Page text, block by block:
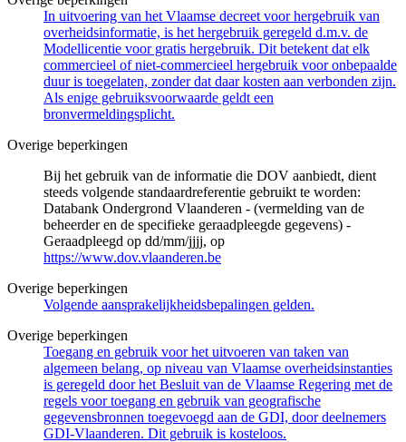
In uitvoering van het Vlaamse decreet voor hergebruik van
overheidsinformatie, is het hergebruik geregeld d.m.v. de
Modellicentie voor gratis hergebruik. Dit betekent dat elk
commercieel of niet-commercieel hergebruik voor onbepaalde
duur is toegelaten, zonder dat daar kosten aan verbonden zijn.
Als enige gebruiksvoorwaarde geldt een
bronvermeldingsplicht.
Overige beperkingen
Bij het gebruik van de informatie die DOV aanbiedt, dient
steeds volgende standaardreferentie gebruikt te worden:
Databank Ondergrond Vlaanderen - (vermelding van de
beheerder en de specifieke geraadpleegde gegevens) -
Geraadpleegd op dd/mm/jjjj, op
https://www.dov.vlaanderen.be
Overige beperkingen
Volgende aansprakelijkheidsbepalingen gelden.
Overige beperkingen
Toegang en gebruik voor het uitvoeren van taken van
algemeen belang, op niveau van Vlaamse overheidsinstanties
is geregeld door het Besluit van de Vlaamse Regering met de
regels voor toegang en gebruik van geografische
gegevensbronnen toegevoegd aan de GDI, door deelnemers
GDI-Vlaanderen. Dit gebruik is kosteloos.